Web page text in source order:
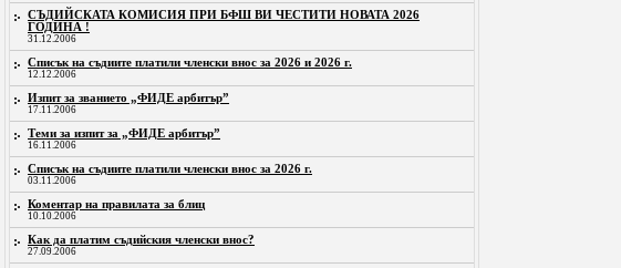
СЪДИЙСКАТА КОМИСИЯ ПРИ БФШ ВИ ЧЕСТИТИ НОВАТА 2026
ГОДИНА !
31.12.2006
Списък на съдиите платили членски внос за 2026 и 2026 г.
12.12.2006
Изпит за званието „ФИДЕ арбитър”
17.11.2006
Теми за изпит за „ФИДЕ арбитър”
16.11.2006
Списък на съдиите платили членски внос за 2026 г.
03.11.2006
Коментар на правилата за блиц
10.10.2006
Как да платим съдийския членски внос?
27.09.2006